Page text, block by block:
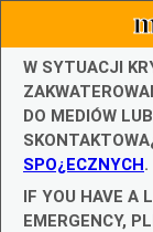
W SYTUACJI
DO MEDIÓW
SPO¿ECZNYCH.
IF YOU HAVE A
EMERGENCY,